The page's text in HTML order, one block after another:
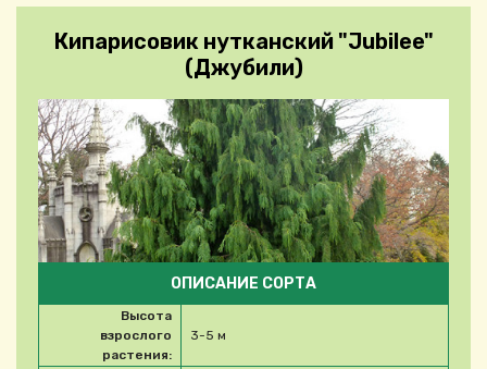
Кипарисовик нутканский "Jubilee"
(Джубили)
ОПИСАНИЕ СОРТА
Высота
взрослого
растения:
3-5 м